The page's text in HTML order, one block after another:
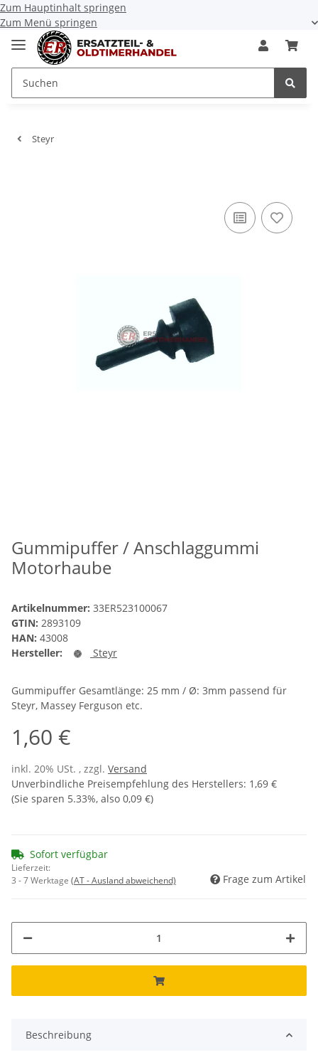
Zum Hauptinhalt springen
Zum Menü springen
Steyr
Gummipuffer / Anschlaggummi
Motorhaube
Artikelnummer: 33ER523100067
GTIN: 2893109
HAN: 43008
Hersteller:
Steyr
Gummipuffer Gesamtlänge: 25 mm / Ø: 3mm passend für
Steyr, Massey Ferguson etc.
1,60 €
inkl. 20% USt. , zzgl. Versand
Unverbindliche Preisempfehlung des Herstellers: 1,69 €
(Sie sparen 5.33%, also 0,09 €)
Sofort verfügbar
Lieferzeit:
3 - 7 Werktage (AT - Ausland abweichend) Frage zum Artikel
Beschreibung